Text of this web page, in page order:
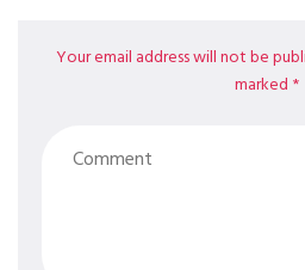
Your email address will not be
marked *